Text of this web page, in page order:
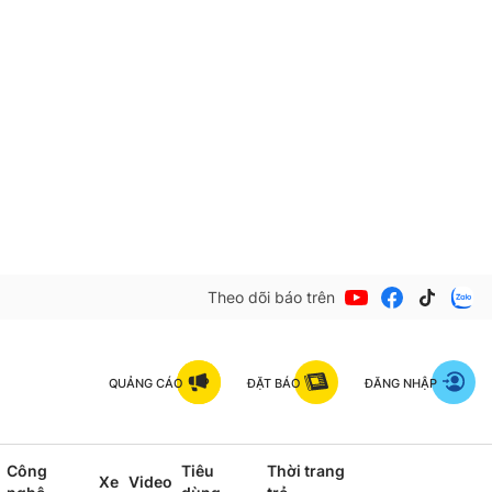
Theo dõi báo trên
QUẢNG CÁO ĐẶT BÁO ĐĂNG NHẬP
Công
Xe Video
Tiêu
Thời trang